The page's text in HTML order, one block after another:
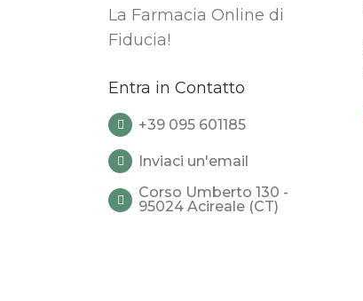
La Farmacia Online di
Fiducia!
Entra in Contatto
+39 095 601185
Inviaci un'email
Corso Umberto 130 -
95024 Acireale (CT)